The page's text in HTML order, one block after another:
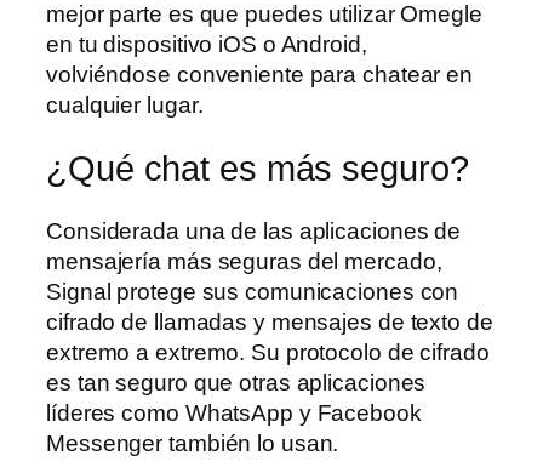
mejor parte es que puedes utilizar Omegle
en tu dispositivo iOS o Android,
volviéndose conveniente para chatear en
cualquier lugar.
¿Qué chat es más seguro?
Considerada una de las aplicaciones de
mensajería más seguras del mercado,
Signal protege sus comunicaciones con
cifrado de llamadas y mensajes de texto de
extremo a extremo. Su protocolo de cifrado
es tan seguro que otras aplicaciones
líderes como WhatsApp y Facebook
Messenger también lo usan.